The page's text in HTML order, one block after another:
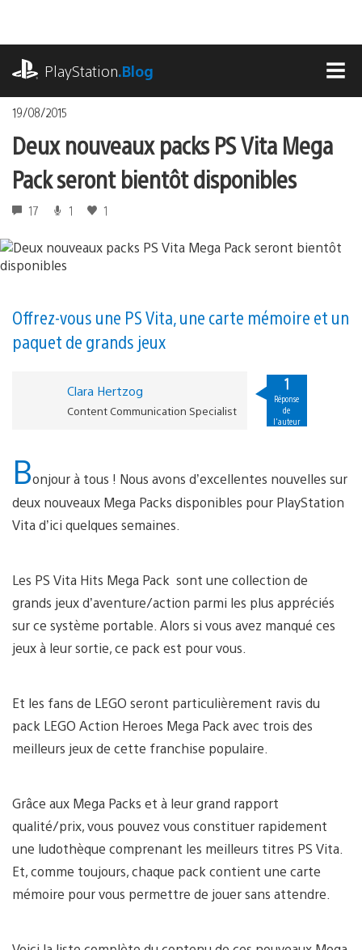
contenu
PlayStation.Blog
19/08/2015
Deux nouveaux packs PS Vita Mega
Pack seront bientôt disponibles
17 1 1
Offrez-vous une PS Vita, une carte mémoire et un
paquet de grands jeux
Clara Hertzog
Content Communication Specialist
1
Réponse
de
l'auteur
Bonjour à tous ! Nous avons d’excellentes nouvelles sur
deux nouveaux Mega Packs disponibles pour PlayStation
Vita d’ici quelques semaines.
Les PS Vita Hits Mega Pack sont une collection de
grands jeux d’aventure/action parmi les plus appréciés
sur ce système portable. Alors si vous avez manqué ces
jeux à leur sortie, ce pack est pour vous.
Et les fans de LEGO seront particulièrement ravis du
pack LEGO Action Heroes Mega Pack avec trois des
meilleurs jeux de cette franchise populaire.
Grâce aux Mega Packs et à leur grand rapport
qualité/prix, vous pouvez vous constituer rapidement
une ludothèque comprenant les meilleurs titres PS Vita.
Et, comme toujours, chaque pack contient une carte
mémoire pour vous permettre de jouer sans attendre.